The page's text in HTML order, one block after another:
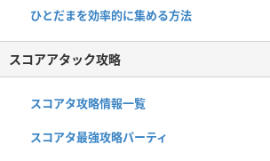
ひとだまを効率的に集める方法
スコアアタック攻略
スコアタ攻略情報一覧
スコアタ最強攻略パーティ